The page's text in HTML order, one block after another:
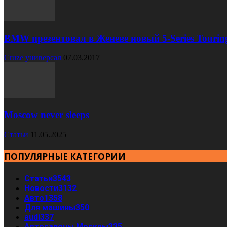
BMW презентовал в Женеве новый 5-Series
Cruze универсал 07.03.2017
Moscow never sleeps
Статьи 11.05.2025
ПОПУЛЯРНЫЕ КАТЕГОРИИ
Статьи3543
Новости3132
Авто1358
Для машины350
audi337